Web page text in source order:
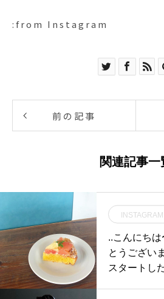
:from Instagram
前の記事
関連記事一
INSTAGRAM
..こんにち
とうござい
スタートし